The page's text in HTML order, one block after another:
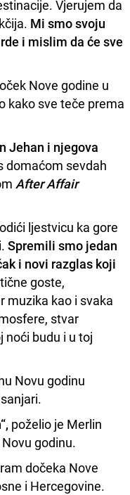
Vjerujem da
Mi smo svoju
i mislim da će sve
Nove godine u
kako sve teče prema
Jehan i njegova
domaćom sevdah
After Affair
ljestvicu ka gore
Spremili smo jedan
i novi razglas koji
goste,
muzika kao i svaka
stvar
noći budu i u toj
Novu godinu
poželio je Merlin
godinu.
dočeka Nove
i Hercegovine.